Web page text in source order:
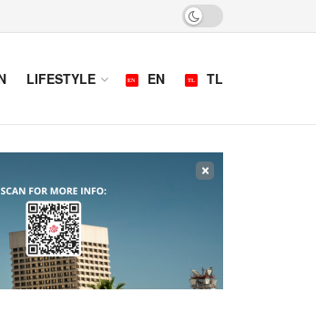
LIFESTYLE EN TL
×